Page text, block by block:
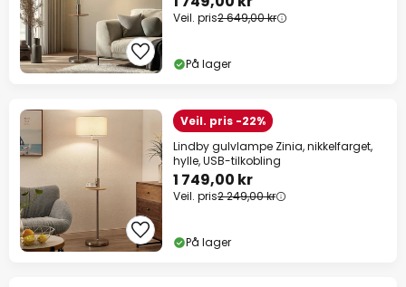
Veil. pris2 649,00 kr
På lager
Veil. pris -22%
Lindby gulvlampe Zinia, nikkelfarget,
hylle, USB-tilkobling
1 749,00 kr
Veil. pris2 249,00 kr
På lager